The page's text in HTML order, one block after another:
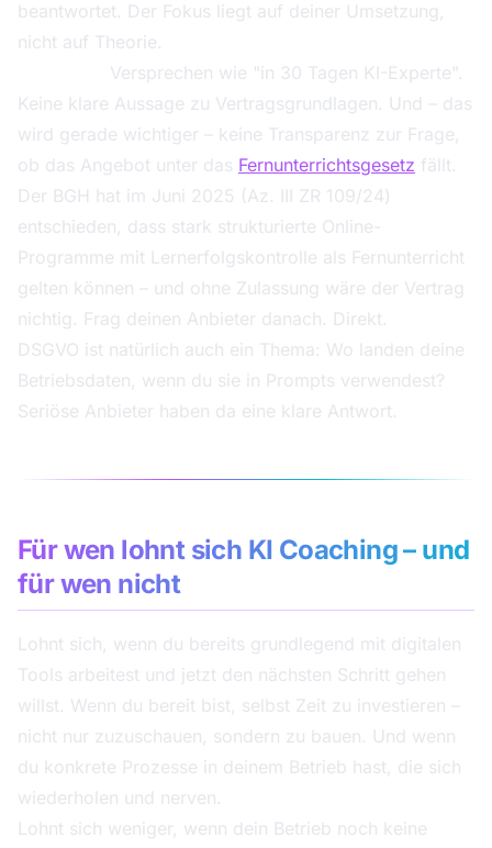
beantwortet. Der Fokus liegt auf deiner Umsetzung,
nicht auf Theorie.
Versprechen wie "in 30 Tagen KI-Experte".
Keine klare Aussage zu Vertragsgrundlagen. Und – das
wird gerade wichtiger – keine Transparenz zur Frage,
ob das Angebot unter das Fernunterrichtsgesetz fällt.
Der BGH hat im Juni 2025 (Az. III ZR 109/24)
entschieden, dass stark strukturierte Online-
Programme mit Lernerfolgskontrolle als Fernunterricht
gelten können – und ohne Zulassung wäre der Vertrag
nichtig. Frag deinen Anbieter danach. Direkt.
DSGVO ist natürlich auch ein Thema: Wo landen deine
Betriebsdaten, wenn du sie in Prompts verwendest?
Seriöse Anbieter haben da eine klare Antwort.
Für wen lohnt sich KI Coaching – und
für wen nicht
Lohnt sich, wenn du bereits grundlegend mit digitalen
Tools arbeitest und jetzt den nächsten Schritt gehen
willst. Wenn du bereit bist, selbst Zeit zu investieren –
nicht nur zuzuschauen, sondern zu bauen. Und wenn
du konkrete Prozesse in deinem Betrieb hast, die sich
wiederholen und nerven.
Lohnt sich weniger, wenn dein Betrieb noch keine